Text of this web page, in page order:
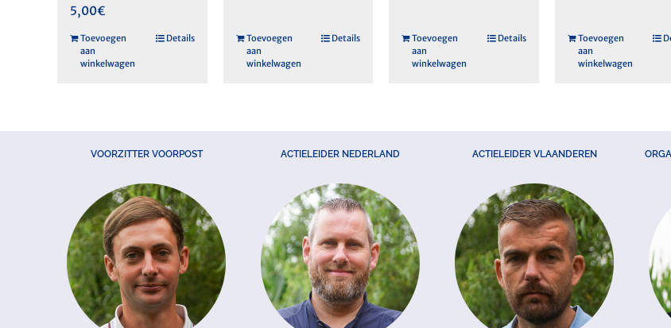
5,00€
Toevoegen
aan
winkelwagen
Details
Toevoegen
aan
winkelwagen
Details
Toevoegen
aan
winkelwagen
Details
Toevoegen
aan
winkelwagen
VOORZITTER VOORPOST ACTIELEIDER NEDERLAND ACTIELEIDER VLAANDEREN